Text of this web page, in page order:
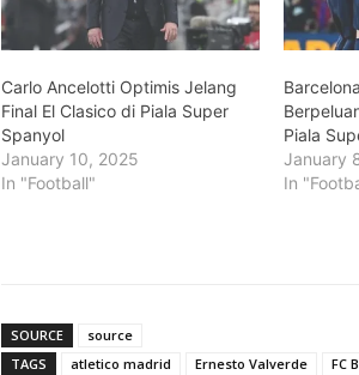
Carlo Ancelotti Optimis Jelang
Final El Clasico di Piala Super
Spanyol
January 10, 2025
In "Football"
Piala
January
In
SOURCE
source
TAGS
atletico madrid Ernesto Valverde FC